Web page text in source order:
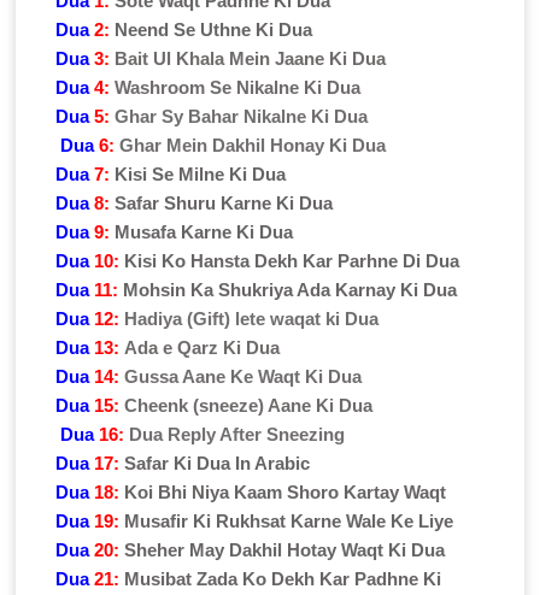
Dua 2: Neend Se Uthne Ki Dua
Dua 3: Bait Ul Khala Mein Jaane Ki Dua
Dua 4: Washroom Se Nikalne Ki Dua
Dua 5: Ghar Sy Bahar Nikalne Ki Dua
Dua 6: Ghar Mein Dakhil Honay Ki Dua
Dua 7: Kisi Se Milne Ki Dua
Dua 8: Safar Shuru Karne Ki Dua
Dua 9: Musafa Karne Ki Dua
Dua 10: Kisi Ko Hansta Dekh Kar Parhne Di Dua
Dua 11: Mohsin Ka Shukriya Ada Karnay Ki Dua
Dua 12: Hadiya (Gift) lete waqat ki Dua
Dua 13: Ada e Qarz Ki Dua
Dua 14: Gussa Aane Ke Waqt Ki Dua
Dua 15: Cheenk (sneeze) Aane Ki Dua
Dua 16: Dua Reply After Sneezing
Dua 17: Safar Ki Dua In Arabic
Dua 18: Koi Bhi Niya Kaam Shoro Kartay Waqt
Dua 19: Musafir Ki Rukhsat Karne Wale Ke Liye
Dua 20: Sheher May Dakhil Hotay Waqt Ki Dua
Dua 21: Musibat Zada Ko Dekh Kar Padhne Ki